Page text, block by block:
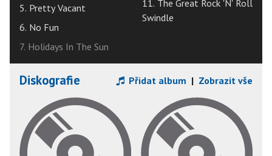
5. Pretty Vacant
6. No Fun
7. Holidays In The Sun
11. The Great Rock 'N' Roll
Swindle
Diskografie Přidat album | Zobrazit vše